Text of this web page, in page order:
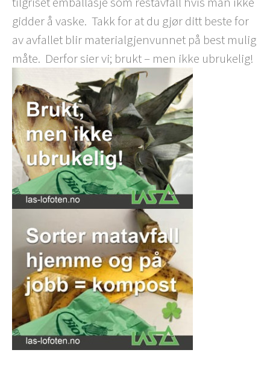
gidder å vaske. Takk for at du gjør ditt beste for
av avfallet blir materialgjenvunnet på best mulig
måte. Derfor sier vi; brukt – men ikke ubrukelig!